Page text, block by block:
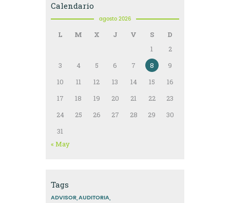
Calendario
agosto 2026
L M X J V S
D
1
2
3
4 5 6 7 8
9
10
11 12 13 14 15
16
17
18 19 20 21 22
23
24
25 26 27 28 29
30
31
« May
Tags
ADVISOR AUDITORIA